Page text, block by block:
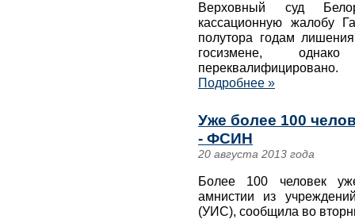
Верховный суд
кассационную жалобу
полутора годам
госизмене,
переквалифицировано.
Подробнее »
Уже более 100
- ФСИН
20 августа 2013 года
Более 100 человек
амнистии из
(УИС), сообщила во